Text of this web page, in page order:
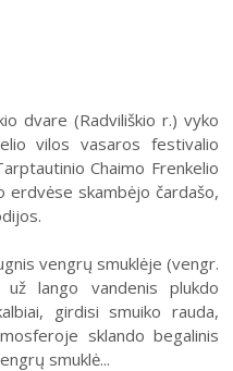
dvare (Radviliškio r.) vyko
vilos vasaros festivalio
Chaimo Frenkelio
skambėjo čardašo,
vengrų smuklėje (vengr.
lango vandenis plukdo
girdisi smuiko rauda,
sklando begalinis
smuklė...